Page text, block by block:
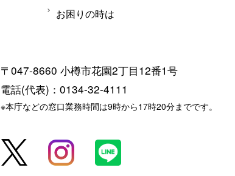
お困りの時は
〒047-8660 小樽市花園2丁目12番1号
電話(代表)：0134-32-4111
※本庁などの窓口業務時間は9時から17時20分までです。